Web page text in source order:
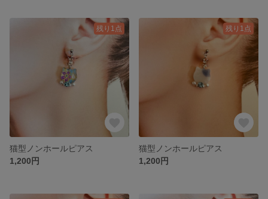
残り1点
猫型ノンホールピアス
1,200円
残り1点
猫型ノンホールピアス
1,200円